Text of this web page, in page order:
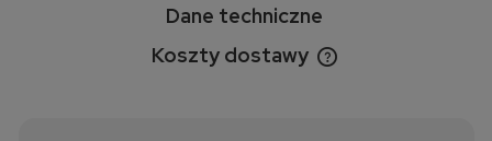
Dane techniczne
Koszty dostawy
Cena nie zawiera ewentualnych kosztów płatności